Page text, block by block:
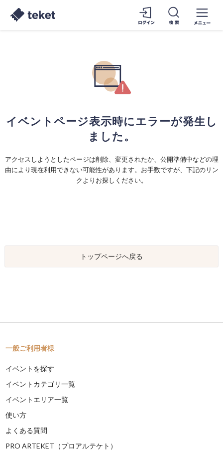
イベントページ表示時にエラーが発生し
ました。
アクセスしようとしたページは削除、変更されたか、公開準備中などの理
由により現在利用できない可能性があります。お手数ですが、下記のリン
クよりお探しください。
トップページへ戻る
一般ご利用者様
イベントを探す
イベントカテゴリ一覧
イベントエリア一覧
使い方
よくある質問
PRO ARTEKET（プロアルテケト）